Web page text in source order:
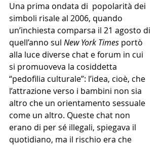
Una prima ondata di  popolarità dei
simboli risale al 2006, quando
un’inchiesta comparsa il 21 agosto di
quell’anno sul New York Times portò
alla luce diverse chat e forum in cui
si promuoveva la cosiddetta
“pedofilia culturale”: l’idea, cioè, che
l’attrazione verso i bambini non sia
altro che un orientamento sessuale
come un altro. Queste chat non
erano di per sé illegali, spiegava il
quotidiano, ma il rischio era che